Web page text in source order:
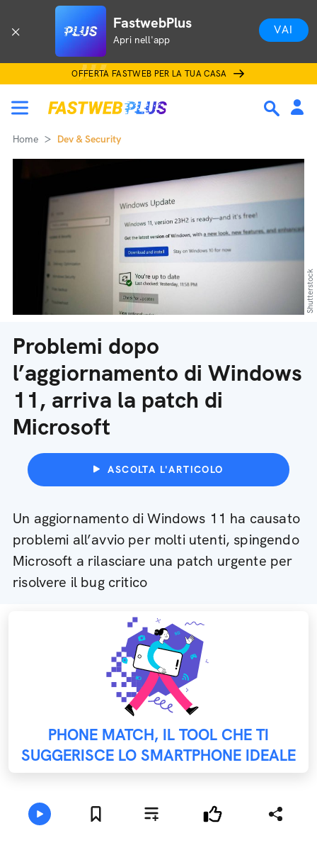
FastwebPlus
Apri nell'app
VAI
OFFERTA FASTWEB PER LA TUA CASA
Home Dev & Security
Problemi dopo
l’aggiornamento di Windows
11, arriva la patch di
Microsoft
ASCOLTA L'ARTICOLO
Un aggiornamento di Windows 11 ha causato
problemi all’avvio per molti utenti, spingendo
Microsoft a rilasciare una patch urgente per
risolvere il bug critico
Shutterstock
PHONE MATCH, IL TOOL CHE TI
SUGGERISCE LO SMARTPHONE IDEALE